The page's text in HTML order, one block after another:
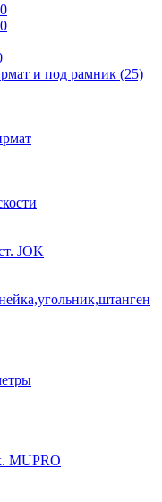
и под рамник (25)
JOK
MUPRO